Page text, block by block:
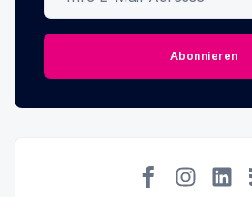
Abonnieren